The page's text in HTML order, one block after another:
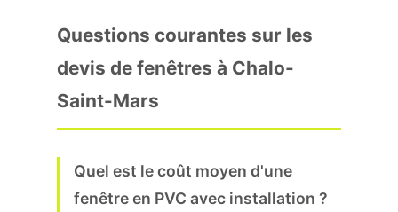
Questions courantes sur les
devis de fenêtres à Chalo-
Saint-Mars
Quel est le coût moyen d'une
fenêtre en PVC avec installation ?